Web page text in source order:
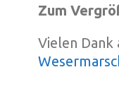
Zum
Vielen Dank